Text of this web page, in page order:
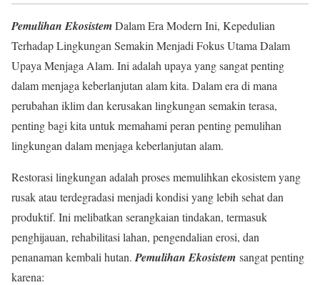
Pemulihan EkosistemDalam Era Modern Ini, Kepedulian
Terhadap Lingkungan Semakin Menjadi Fokus Utama Dalam
Upaya Menjaga Alam. Ini adalah upaya yang sangat penting
dalam menjaga keberlanjutan alam kita. Dalam era di mana
perubahan iklim dan kerusakan lingkungan semakin terasa,
penting bagi kita untuk memahami peran penting pemulihan
lingkungan dalam menjaga keberlanjutan alam.
Restorasi lingkungan adalah proses memulihkan ekosistem yang
rusak atau terdegradasi menjadi kondisi yang lebih sehat dan
produktif. Ini melibatkan serangkaian tindakan, termasuk
penghijauan, rehabilitasi lahan, pengendalian erosi, dan
penanaman kembali hutan. Pemulihan Ekosistem sangat penting
karena: